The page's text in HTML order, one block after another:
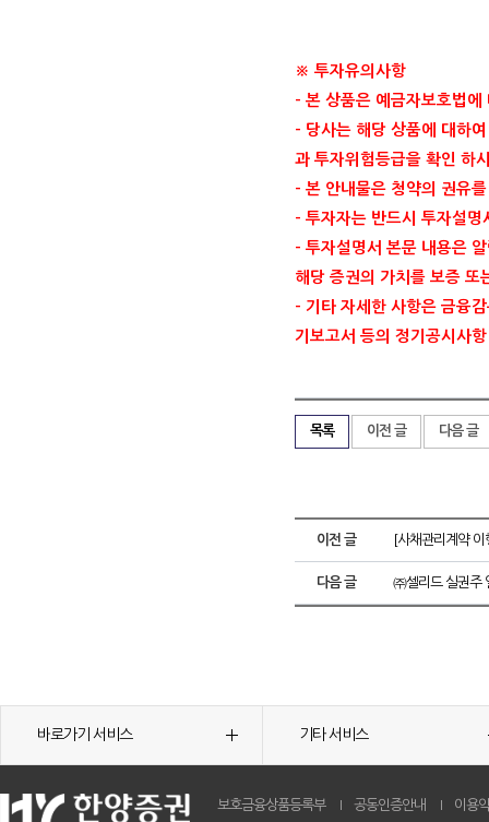
※ 투자유의사항
- 본 상품은 예금자보호법에
- 당사는 해당 상품에 대하
과 투자위험등급을 확인 하
- 본 안내물은 청약의 권유
- 투자자는 반드시 투자설명
- 투자설명서 본문 내용은
해당 증권의 가치를 보증 또
- 기타 자세한 사항은 금융
기보고서 등의 정기공시사
목록 이전 글 다음 글
이전 글 [사채관리계약
다음 글 ㈜셀리드 실권주
바로가기 서비스 기타 서비스
보호금융상품등록부 공동인증안내 이용